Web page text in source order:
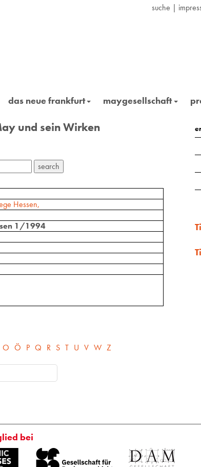
suche |
das neue frankfurt maygesellschaft
und sein Wirken
Hessen,
1/1994
O Ö P Q R S T U V W Z
bei